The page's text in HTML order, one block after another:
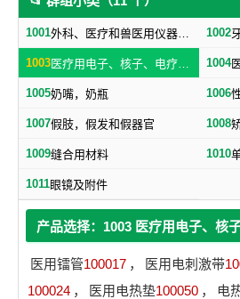
1001 外科、医疗和兽医用仪器、器械、设备，不包括电子、核子、电疗、医疗用Ｘ光设备、器械及仪器 1002
1003 医疗用电子、核子、电疗和Ｘ光设备 1004
1005奶嘴，奶瓶 1006
1007假肢，假发和假器官 1008
1009缝合用材料 1010
1011眼镜及附件
产品选择：1003 医疗用电子、核
医用镭管100017 ， 医用电刺激带
100024 ， 医用电热垫100050 ，
电